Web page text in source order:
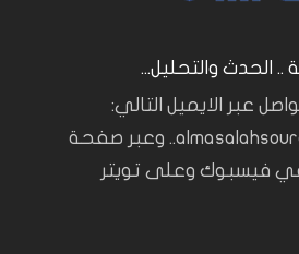
.. الحدث والتحليل...
عبر الايميل التالي:
almasalahsources@gmail.com.. وعبر صفحة
في فيسبوك وعلى تويتر